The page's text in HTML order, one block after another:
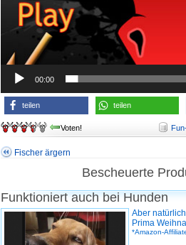
00:00
teilen teilen
Voten!
Fischer ärgern
Bescheuerte
Funktioniert auch bei Hunden
Aber
Prima
*Amazon-